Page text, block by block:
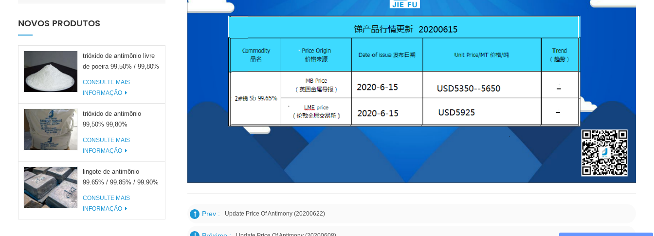
NOVOS PRODUTOS
trióxido de antimônio livre
de poeira 99,50% / 99,80%
CONSULTE MAIS
INFORMAÇÃO
trióxido de antimônio
99,50% 99,80%
CONSULTE MAIS
INFORMAÇÃO
lingote de antimônio
99.65% / 99.85% / 99.90%
CONSULTE MAIS
INFORMAÇÃO
Prev : Update Price Of Antimony (20200622)